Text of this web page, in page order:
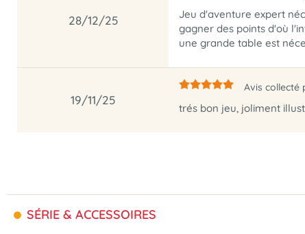
28/12/25
Jeu d'aventure expert
gagner des points d'où
une grande table est
19/11/25
Avis collecté
trés bon jeu, joliment
SÉRIE & ACCESSOIRES